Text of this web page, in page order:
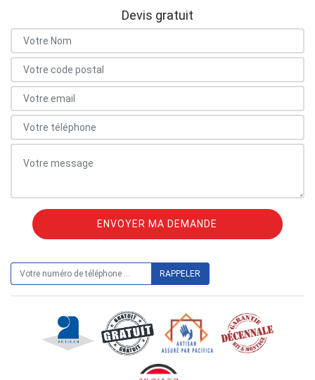
Devis gratuit